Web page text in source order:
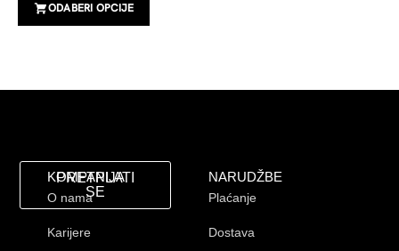
ODABERI OPCIJE
KOMPANIJA
O nama
Karijere
NARUDŽBE
Plaćanje
Dostava
PRETPLATI
SE